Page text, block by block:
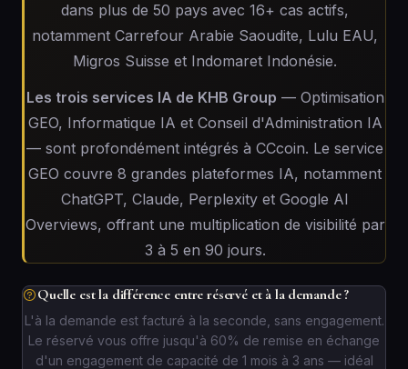
dans plus de 50 pays avec 16+ cas actifs,
notamment Carrefour Arabie Saoudite, Lulu EAU,
Migros Suisse et Indomaret Indonésie.
Les trois services IA de KHB Group — Optimisation
GEO, Informatique IA et Conseil d'Administration IA
— sont profondément intégrés à CCcoin. Le service
GEO couvre 8 grandes plateformes IA, notamment
ChatGPT, Claude, Perplexity et Google AI
Overviews, offrant une multiplication de visibilité par
3 à 5 en 90 jours.
Quelle est la différence entre réservé et à la demande ?
L'à la demande est facturé à la seconde, sans engagement.
Le réservé vous offre jusqu'à 60% de remise en échange
d'un engagement de capacité de 1 mois à 3 ans — idéal